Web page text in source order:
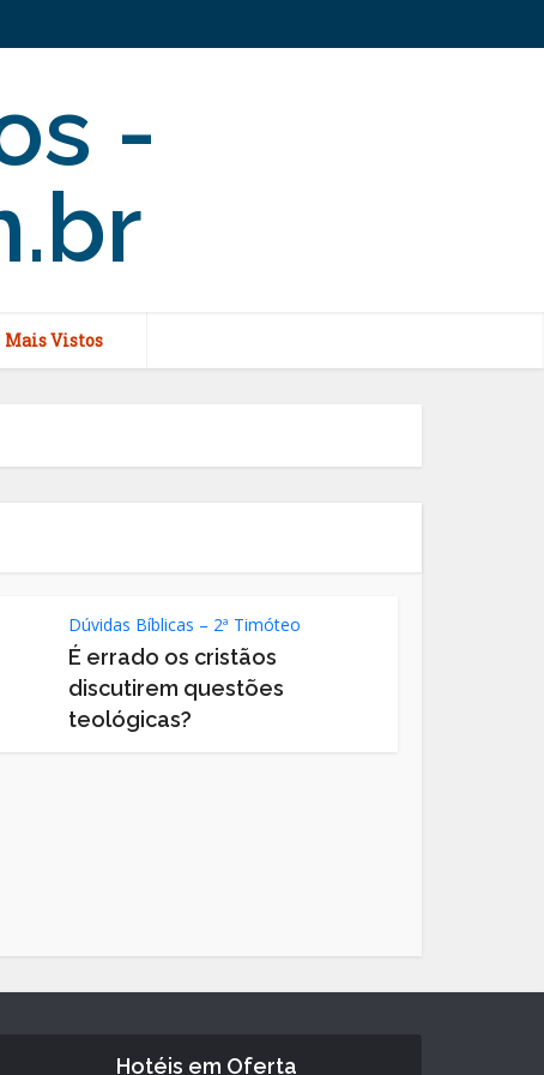
Mais Vistos
Dúvidas Bíblicas – 2ª Timóteo
É errado os cristãos
discutirem questões
teológicas?
Hotéis em Oferta